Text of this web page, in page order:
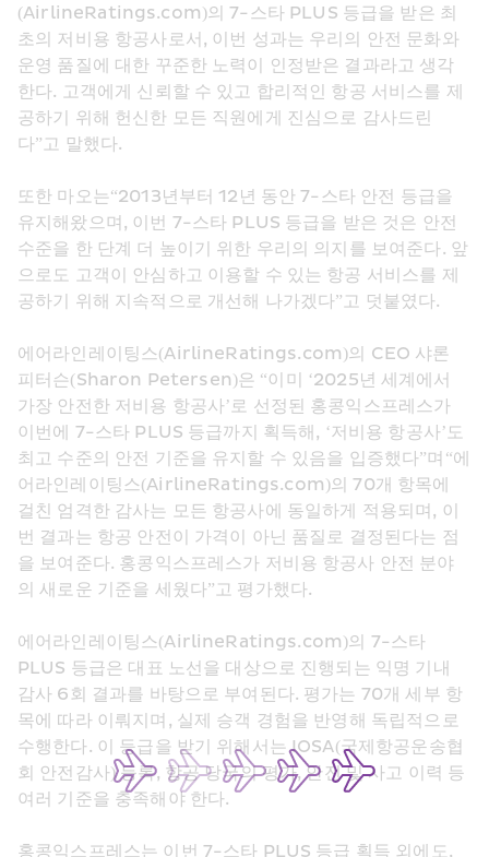
(AirlineRatings.com)의 7-스타 PLUS 등급을 받은 최
초의 저비용 항공사로서, 이번 성과는 우리의 안전 문화와
운영 품질에 대한 꾸준한 노력이 인정받은 결과라고 생각
한다. 고객에게 신뢰할 수 있고 합리적인 항공 서비스를 제
공하기 위해 헌신한 모든 직원에게 진심으로 감사드린
다”고 말했다.
또한 마오는“2013년부터 12년 동안 7-스타 안전 등급을
유지해왔으며, 이번 7-스타 PLUS 등급을 받은 것은 안전
수준을 한 단계 더 높이기 위한 우리의 의지를 보여준다. 앞
으로도 고객이 안심하고 이용할 수 있는 항공 서비스를 제
공하기 위해 지속적으로 개선해 나가겠다”고 덧붙였다.
에어라인레이팅스(AirlineRatings.com)의 CEO 샤론
피터슨(Sharon Petersen)은 “이미 ‘2025년 세계에서
가장 안전한 저비용 항공사’로 선정된 홍콩익스프레스가
이번에 7-스타 PLUS 등급까지 획득해, ‘저비용 항공사’도
최고 수준의 안전 기준을 유지할 수 있음을 입증했다”며“에
어라인레이팅스(AirlineRatings.com)의 70개 항목에
걸친 엄격한 감사는 모든 항공사에 동일하게 적용되며, 이
번 결과는 항공 안전이 가격이 아닌 품질로 결정된다는 점
을 보여준다. 홍콩익스프레스가 저비용 항공사 안전 분야
의 새로운 기준을 세웠다”고 평가했다.
에어라인레이팅스(AirlineRatings.com)의 7-스타
PLUS 등급은 대표 노선을 대상으로 진행되는 익명 기내
감사 6회 결과를 바탕으로 부여된다. 평가는 70개 세부 항
목에 따라 이뤄지며, 실제 승객 경험을 반영해 독립적으로
수행한다. 이 등급을 받기 위해서는 IOSA(국제항공운송협
회 안전감사) 등록, 항공 당국의 평가, 안전 및 사고 이력 등
여러 기준을 충족해야 한다.
홍콩익스프레스는 이번 7-스타 PLUS 등급 획득 외에도,